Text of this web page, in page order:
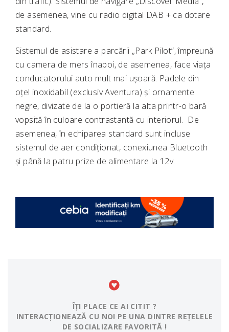
de asemenea, vine cu radio digital DAB + ca dotare
standard.
Sistemul de asistare a parcării „Park Pilot”, împreună
cu camera de mers înapoi, de asemenea, face viața
conducatorului auto mult mai ușoară. Padele din
oțel inoxidabil (exclusiv Aventura) și ornamente
negre, divizate de la o portieră la alta printr-o bară
vopsită în culoare contrastantă cu interiorul. De
asemenea, în echiparea standard sunt incluse
sistemul de aer condiționat, conexiunea Bluetooth
și până la patru prize de alimentare la 12v.
ÎȚI PLACE CE AI CITIT ?
INTERACȚIONEAZĂ CU NOI PE UNA DINTRE REȚELELE
DE SOCIALIZARE FAVORITĂ !